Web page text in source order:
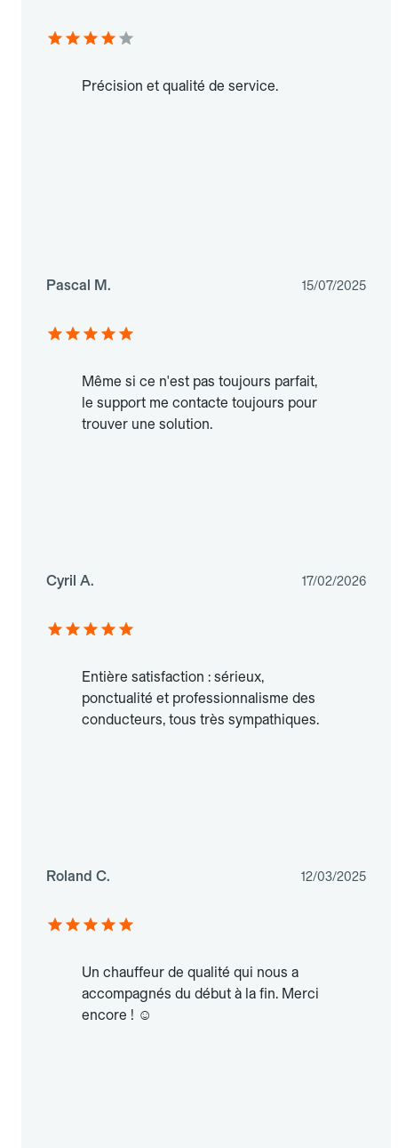
Précision et qualité de service.
Pascal M. 15/07/2025
Même si ce n'est pas toujours parfait,
le support me contacte toujours pour
trouver une solution.
Cyril A. 17/02/2026
Entière satisfaction : sérieux,
ponctualité et professionnalisme des
conducteurs, tous très sympathiques.
Roland C. 12/03/2025
Un chauffeur de qualité qui nous a
accompagnés du début à la fin. Merci
encore ! ☺️